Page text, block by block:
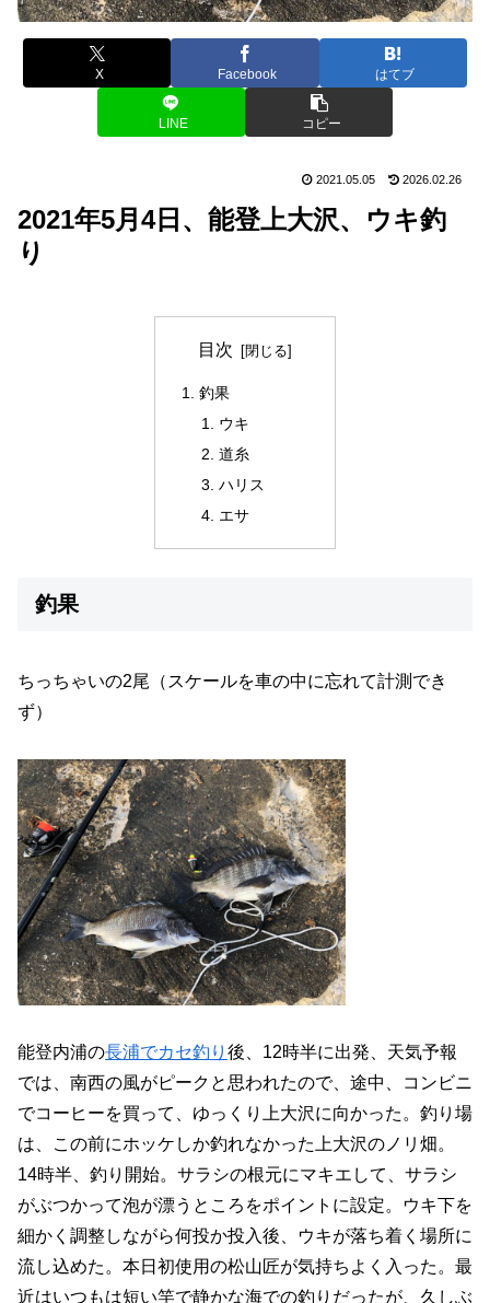
X Facebook はてブ
LINE コピー
2021.05.05 2026.02.26
2021年5月4日、能登上大沢、ウキ釣
り
目次
釣果
ウキ
道糸
ハリス
エサ
釣果
ちっちゃいの2尾（スケールを車の中に忘れて計測でき
ず）
能登内浦の長浦でカセ釣り 後、12時半に出発、天気予報
では、南西の風がピークと思われたので、途中、コンビニ
でコーヒーを買って、ゆっくり上大沢に向かった。釣り場
は、この前にホッケしか釣れなかった上大沢のノリ畑。
14時半、釣り開始。サラシの根元にマキエして、サラシ
がぶつかって泡が漂うところをポイントに設定。ウキ下を
細かく調整しながら何投か投入後、ウキが落ち着く場所に
流し込めた。本日初使用の松山匠が気持ちよく入った。最
近はいつもは短い竿で静かな海での釣りだったが、久しぶ